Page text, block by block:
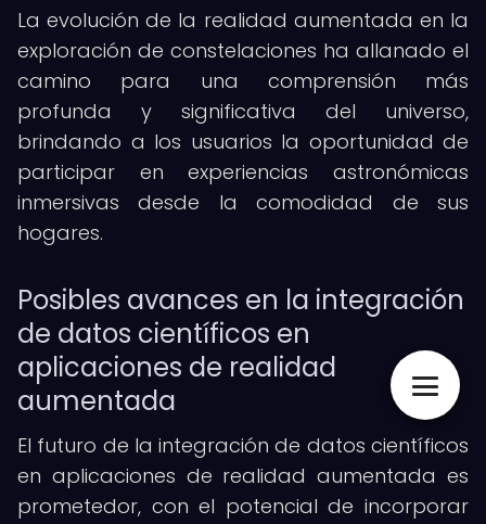
La evolución de la realidad aumentada en la
exploración de constelaciones ha allanado el
camino para una comprensión más
profunda y significativa del universo,
brindando a los usuarios la oportunidad de
participar en experiencias astronómicas
inmersivas desde la comodidad de sus
hogares.
Posibles avances en la integración
de datos científicos en
aplicaciones de realidad
aumentada
El futuro de la integración de datos científicos
en aplicaciones de realidad aumentada es
prometedor, con el potencial de incorporar